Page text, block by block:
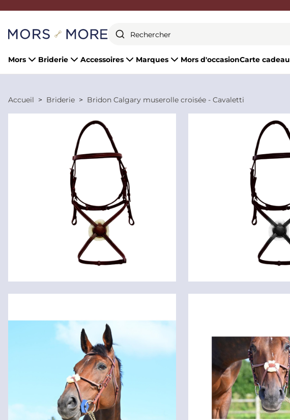
Mors Briderie Accessoires Marques Mors d'occasionCarte cadeau
Accueil Briderie Bridon Calgary muserolle croisée - Cavaletti